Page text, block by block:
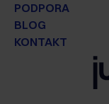
PODPORA
BLOG
KONTAKT